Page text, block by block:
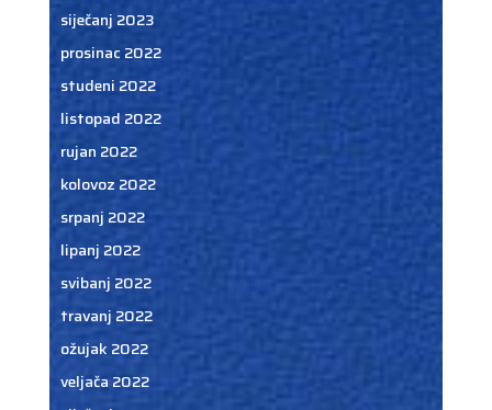
siječanj 2023
prosinac 2022
studeni 2022
listopad 2022
rujan 2022
kolovoz 2022
srpanj 2022
lipanj 2022
svibanj 2022
travanj 2022
ožujak 2022
veljača 2022